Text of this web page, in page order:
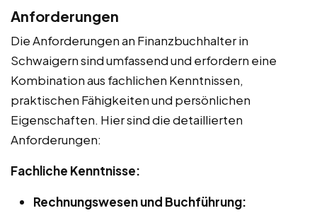
Anforderungen
Die Anforderungen an Finanzbuchhalter in
Schwaigern sind umfassend und erfordern eine
Kombination aus fachlichen Kenntnissen,
praktischen Fähigkeiten und persönlichen
Eigenschaften. Hier sind die detaillierten
Anforderungen:
Fachliche Kenntnisse:
Rechnungswesen und Buchführung: